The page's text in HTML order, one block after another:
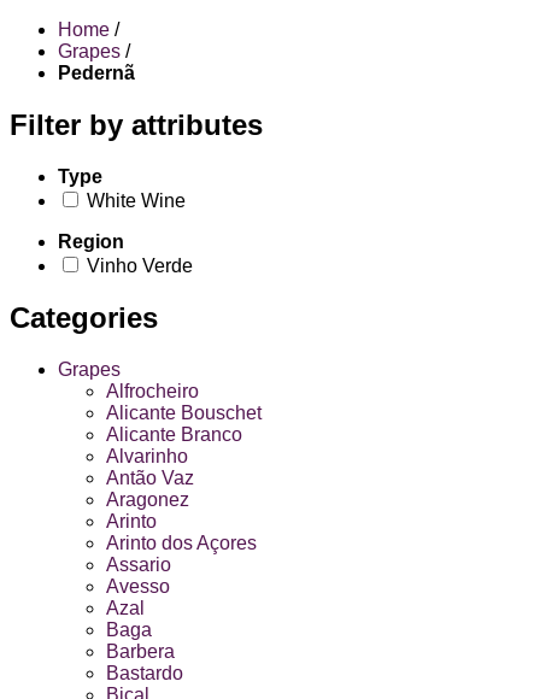
Home /
Grapes /
Pedernã
Filter by attributes
Type
White Wine
Region
Vinho Verde
Categories
Grapes
Alfrocheiro
Alicante Bouschet
Alicante Branco
Alvarinho
Antão Vaz
Aragonez
Arinto
Arinto dos Açores
Assario
Avesso
Azal
Baga
Barbera
Bastardo
Bical